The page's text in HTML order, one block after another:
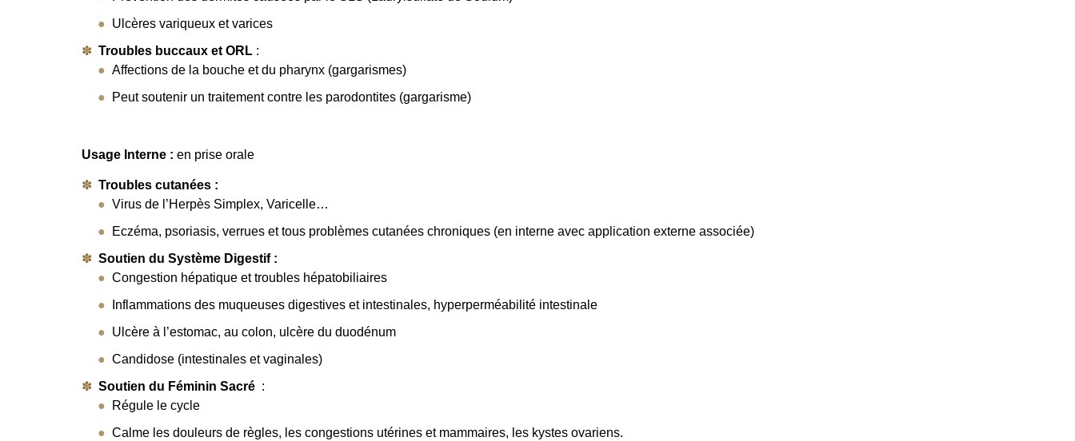
Ulcères variqueux et varices
Troubles buccaux et ORL :
Affections de la bouche et du pharynx (gargarismes)
Peut soutenir un traitement contre les parodontites (gargarisme)
Usage Interne : en prise orale
Troubles cutanées :
Virus de l’Herpès Simplex, Varicelle…
Eczéma, psoriasis, verrues et tous problèmes cutanées chroniques (en interne avec application externe associée)
Soutien du Système Digestif :
Congestion hépatique et troubles hépatobiliaires
Inflammations des muqueuses digestives et intestinales, hyperperméabilité intestinale
Ulcère à l’estomac, au colon, ulcère du duodénum
Candidose (intestinales et vaginales)
Soutien du Féminin Sacré :
Régule le cycle
Calme les douleurs de règles, les congestions utérines et mammaires, les kystes ovariens.